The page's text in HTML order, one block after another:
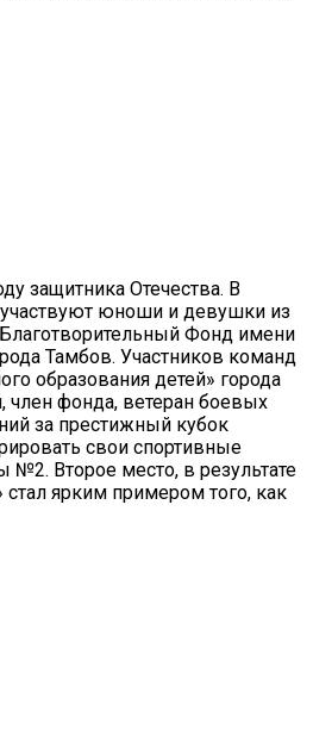
защитника Отечества. В
юноши и девушки из
Фонд имени
Тамбов. Участников команд
образования детей» города
член фонда, ветеран боевых
за престижный кубок
свои спортивные
№2. Второе место, в результате
ярким примером того, как